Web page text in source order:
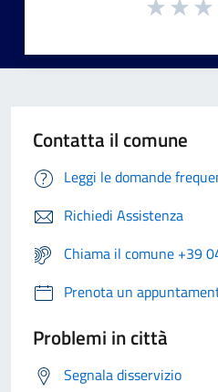
Contatta il comune
Leggi le domande
Richiedi Assistenza
Chiama il comune +39
Prenota un
Problemi in città
Segnala disservizio